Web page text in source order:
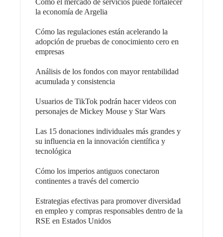
la economía de Argelia
Cómo las regulaciones están acelerando la
adopción de pruebas de conocimiento cero en
empresas
Análisis de los fondos con mayor rentabilidad
acumulada y consistencia
Usuarios de TikTok podrán hacer videos con
personajes de Mickey Mouse y Star Wars
Las 15 donaciones individuales más grandes y
su influencia en la innovación científica y
tecnológica
Cómo los imperios antiguos conectaron
continentes a través del comercio
Estrategias efectivas para promover diversidad
en empleo y compras responsables dentro de la
RSE en Estados Unidos